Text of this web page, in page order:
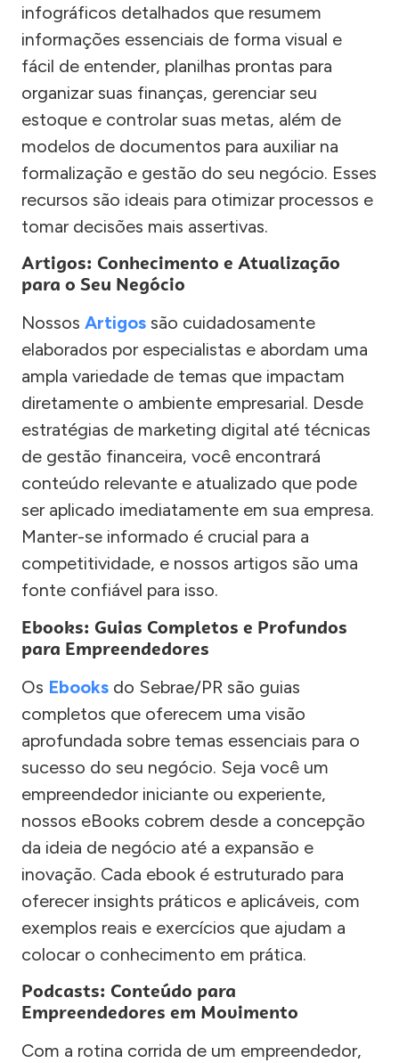
infográficos detalhados que resumem
informações essenciais de forma visual e
fácil de entender, planilhas prontas para
organizar suas finanças, gerenciar seu
estoque e controlar suas metas, além de
modelos de documentos para auxiliar na
formalização e gestão do seu negócio. Esses
recursos são ideais para otimizar processos e
tomar decisões mais assertivas.
Artigos: Conhecimento e Atualização
para o Seu Negócio
Nossos Artigos são cuidadosamente
elaborados por especialistas e abordam uma
ampla variedade de temas que impactam
diretamente o ambiente empresarial. Desde
estratégias de marketing digital até técnicas
de gestão financeira, você encontrará
conteúdo relevante e atualizado que pode
ser aplicado imediatamente em sua empresa.
Manter-se informado é crucial para a
competitividade, e nossos artigos são uma
fonte confiável para isso.
Ebooks: Guias Completos e Profundos
para Empreendedores
Os Ebooks do Sebrae/PR são guias
completos que oferecem uma visão
aprofundada sobre temas essenciais para o
sucesso do seu negócio. Seja você um
empreendedor iniciante ou experiente,
nossos eBooks cobrem desde a concepção
da ideia de negócio até a expansão e
inovação. Cada ebook é estruturado para
oferecer insights práticos e aplicáveis, com
exemplos reais e exercícios que ajudam a
colocar o conhecimento em prática.
Podcasts: Conteúdo para
Empreendedores em Movimento
Com a rotina corrida de um empreendedor,